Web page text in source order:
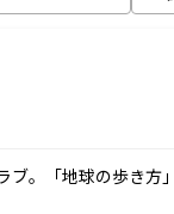
ブ。「地球の歩き方